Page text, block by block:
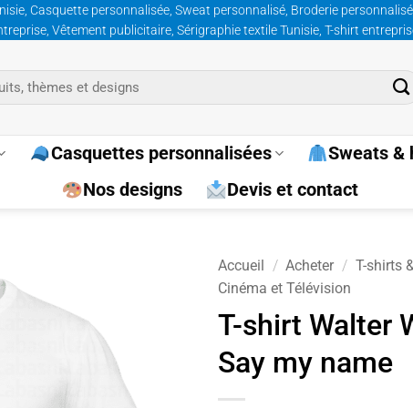
Casquette personnalisée, Sweat personnalisé, Broderie
Vêtement publicitaire, Sérigraphie textile Tunisie, T-shirt
Casquettes personnalisées
Sweats &
Nos designs
Devis et contact
Accueil / Acheter / T-shirts
Cinéma et Télévision
T-shirt Walter
Say my name